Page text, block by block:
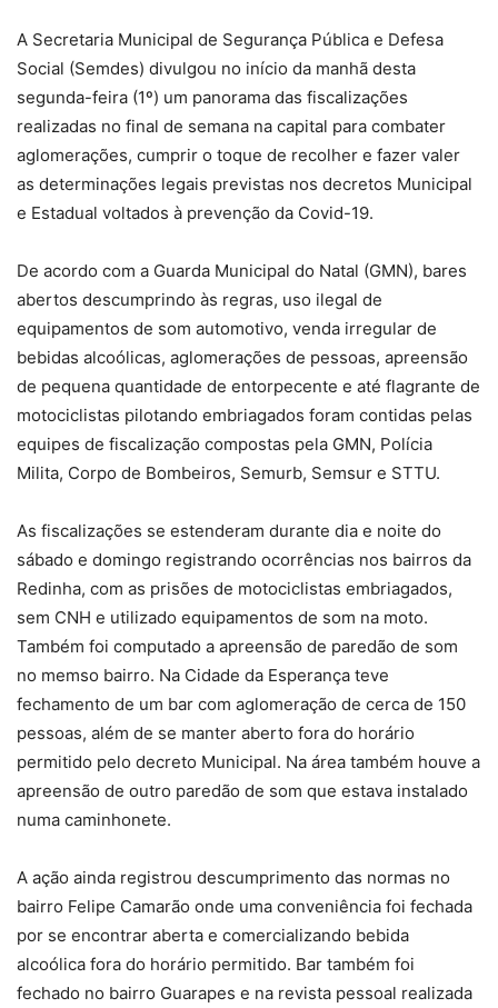
A Secretaria Municipal de Segurança Pública e Defesa
Social (Semdes) divulgou no início da manhã desta
segunda-feira (1º) um panorama das fiscalizações
realizadas no final de semana na capital para combater
aglomerações, cumprir o toque de recolher e fazer valer
as determinações legais previstas nos decretos Municipal
e Estadual voltados à prevenção da Covid-19.
De acordo com a Guarda Municipal do Natal (GMN), bares
abertos descumprindo às regras, uso ilegal de
equipamentos de som automotivo, venda irregular de
bebidas alcoólicas, aglomerações de pessoas, apreensão
de pequena quantidade de entorpecente e até flagrante de
motociclistas pilotando embriagados foram contidas pelas
equipes de fiscalização compostas pela GMN, Polícia
Milita, Corpo de Bombeiros, Semurb, Semsur e STTU.
As fiscalizações se estenderam durante dia e noite do
sábado e domingo registrando ocorrências nos bairros da
Redinha, com as prisões de motociclistas embriagados,
sem CNH e utilizado equipamentos de som na moto.
Também foi computado a apreensão de paredão de som
no memso bairro. Na Cidade da Esperança teve
fechamento de um bar com aglomeração de cerca de 150
pessoas, além de se manter aberto fora do horário
permitido pelo decreto Municipal. Na área também houve a
apreensão de outro paredão de som que estava instalado
numa caminhonete.
A ação ainda registrou descumprimento das normas no
bairro Felipe Camarão onde uma conveniência foi fechada
por se encontrar aberta e comercializando bebida
alcoólica fora do horário permitido. Bar também foi
fechado no bairro Guarapes e na revista pessoal realizada